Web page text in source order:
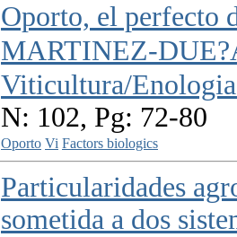
Oporto, el perfecto
MARTINEZ-
Viticultura/
N: 102, Pg: 72-80
Oporto Vi Factors biologics
Particularidades
sometida a dos